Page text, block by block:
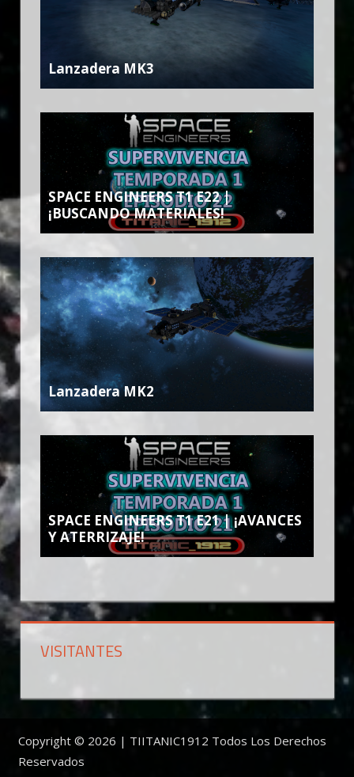
Lanzadera MK3
SPACE ENGINEERS T1 E22 |
¡BUSCANDO MATERIALES!
Lanzadera MK2
SPACE ENGINEERS T1 E21 | ¡AVANCES
Y ATERRIZAJE!
VISITANTES
Copyright © 2026 | TIITANIC1912 Todos Los Derechos
Reservados